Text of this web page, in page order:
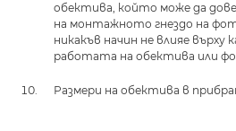
обектива, който може да
на монтажното гнездо на
никакъв начин не влияе върху
работата на обектива или
Размери на обектива в